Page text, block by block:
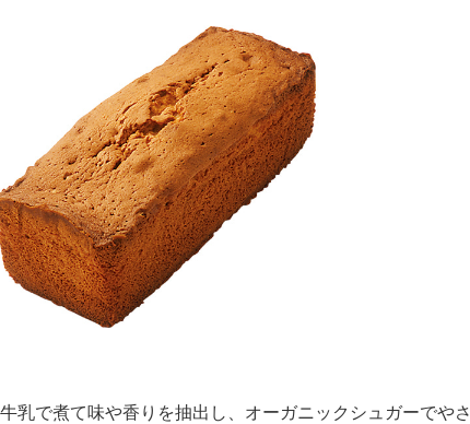
乳で煮て味や香りを抽出し、オーガニックシュガーでやさ